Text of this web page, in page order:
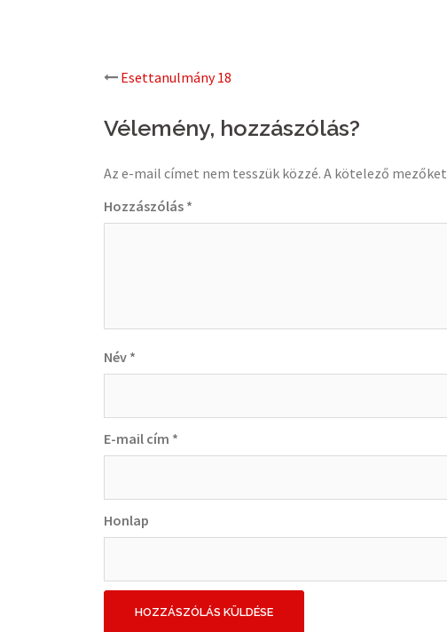
Post
navigation
Esettanulmány 18
Vélemény, hozzászólás?
Az e-mail címet nem tesszük közzé. A kötelező mezőket
Hozzászólás *
Név *
E-mail cím *
Honlap